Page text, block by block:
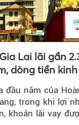
Lai lãi gần
dòng tiền
đầu năm của
trong khi lợi
khoản lãi vay